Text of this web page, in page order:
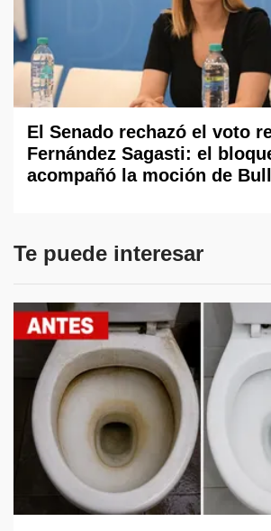
El Senado rechazó el voto
Fernández Sagasti: el
acompañó la moción de
Te puede interesar